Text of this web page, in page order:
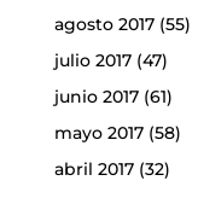
agosto 2017(55)
julio 2017(47)
junio 2017(61)
mayo 2017(58)
abril 2017(32)